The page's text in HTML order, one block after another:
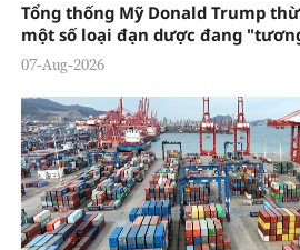
Tổng thống Mỹ Donald Trump
một số loại đạn dược đang
07-Aug-2026